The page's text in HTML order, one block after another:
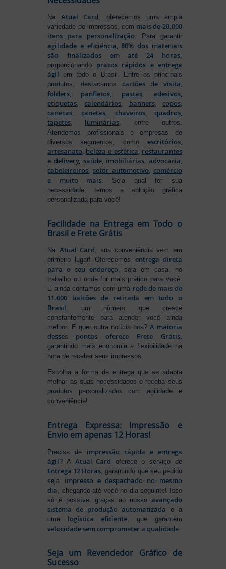
NaAtual Card , oferecemos uma ampla
variedade de impressos, com mais de 20.000
itens para personalização . Para garantir
agilidade e eficiência, 80% dos materiais
são finalizados em até 24 horas,
proporcionando prazos rápidos e entrega
ágil em todo o Brasil. Entre os principais
produtos, destacamos cartões de visita,
folders, panfletos, pastas, adesivos,
etiquetas,calendários, banners, copos,
canecas,canetas, chaveiros, quadros,
tapetes, luminárias , entre outros.
Atendemos profissionais e empresas de
diversos segmentos, como escritórios,
artesanato, beleza e estética, restaurantes
e delivery, saúde, imobiliárias, advocacia,
cabeleireiros, setor automotivo, comércio
e muito mais . Seja qual for sua
necessidade, temos a solução gráfica
personalizada para você!
Facilidade na Entrega em Todo o
Brasil e Frete Grátis
Na Atual Card, sua conveniência vem em
primeiro lugar! Oferecemos entrega direta
para o seu endereço, seja em casa, no
trabalho ou onde for mais prático para você.
E ainda contamos com uma rede de mais de
11.000 balcões de retirada em todo o
Brasil, um número que cresce
constantemente para atender você ainda
melhor. E quer outra notícia boa?A maioria
desses pontos oferece Frete Grátis,
garantindo mais economia e flexibilidade na
hora de receber seus impressos.
Escolha a forma de entrega que se adapta
melhor às suas necessidades e receba seus
produtos personalizados com agilidade e
conveniência!
Entrega Expressa: Impressão e
Envio em apenas 12 Horas!
Precisa de impressão rápida e entrega
ágil? A Atual Card oferece o serviço de
Entrega 12 Horas , garantindo que seu pedido
seja impresso e despachado no mesmo
dia , chegando até você no dia seguinte! Isso
só é possível graças ao nosso avançado
sistema de produção automatizada e a
uma logística eficiente , que garantem
velocidade sem comprometer a qualidade
Seja um Revendedor Gráfico de
Sucesso